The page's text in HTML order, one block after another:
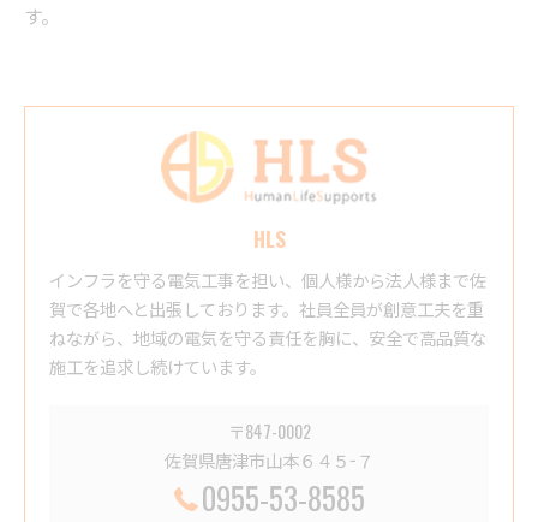
す。
HLS
インフラを守る電気工事を担い、個人様から法人様まで佐
賀で各地へと出張しております。社員全員が創意工夫を重
ねながら、地域の電気を守る責任を胸に、安全で高品質な
施工を追求し続けています。
〒847-0002
佐賀県唐津市山本６４５−７
0955-53-8585